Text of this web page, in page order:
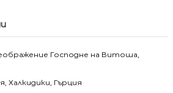
Господне на Витоша,
Халкидики, Гърция